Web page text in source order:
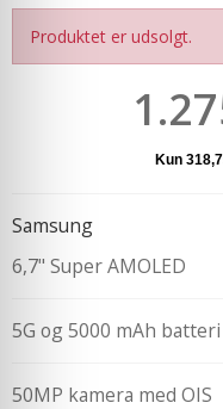
Produktet er udsolgt.
Samsung
6,7" Super AMOLED
5G og 5000 mAh batteri
50MP kamera med OIS